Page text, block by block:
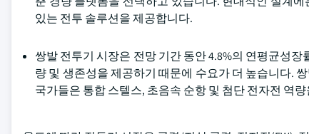
있는 전투 솔루션을 제공합니다.
쌍발 전투기 시장은 전망 기간 동안 4.8%의 연평균성
량 및 생존성을 제공하기 때문에 수요가 더 높습니다.
국가들은 통합 스텔스, 초음속 순항 및 첨단 전자전 역